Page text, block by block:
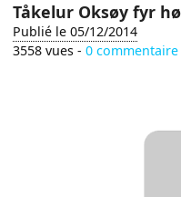
Tåkelur Oksøy fyr
Publié le 05/12/2014
3558 vues -0 commentaire